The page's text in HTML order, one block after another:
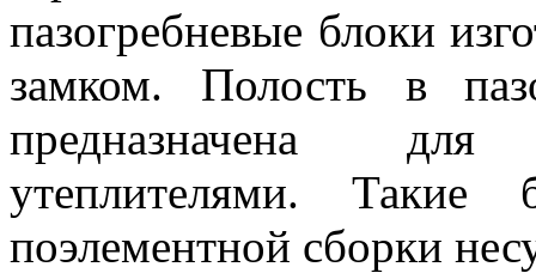
пазогребневые блоки
замком. Полость в
предназначена
утеплителями.
поэлементной сборки